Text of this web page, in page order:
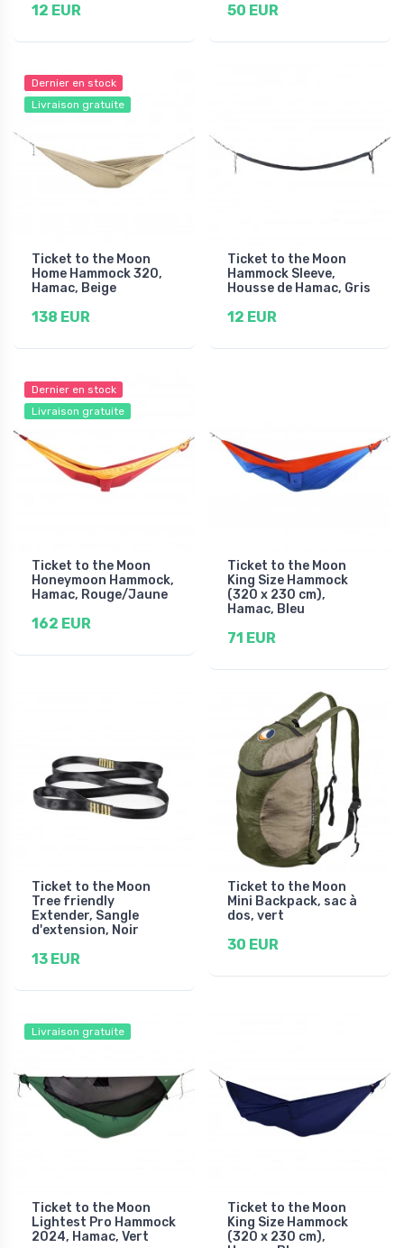
12 EUR 50 EUR
Dernier en stock
Livraison gratuite
Ticket to the Moon
Home Hammock 320,
Hamac, Beige
138 EUR
Ticket to the Moon
Hammock Sleeve,
Housse de Hamac, Gris
12 EUR
Dernier en stock
Livraison gratuite
Ticket to the Moon
Honeymoon Hammock,
Hamac, Rouge/Jaune
162 EUR
Ticket to the Moon
King Size Hammock
(320 x 230 cm),
Hamac, Bleu
71 EUR
Ticket to the Moon
Tree friendly
Extender, Sangle
d'extension, Noir
13 EUR
Ticket to the Moon
Mini Backpack, sac à
dos, vert
30 EUR
Livraison gratuite
Ticket to the Moon
Lightest Pro Hammock
2024, Hamac, Vert
Ticket to the Moon
King Size Hammock
(320 x 230 cm),